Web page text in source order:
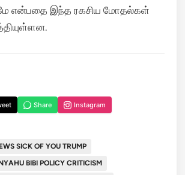
என்பதை இந்த ரகசிய மோதல்கள்
Share Instagram
SICK OF YOU TRUMP
BIBI POLICY CRITICISM